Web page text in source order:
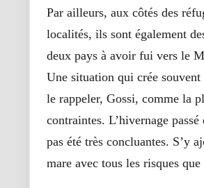
Par ailleurs, aux côtés des
localités, ils sont également
deux pays à avoir fui vers le
Une situation qui crée
le rappeler, Gossi, comme la
contraintes. L’hivernage
pas été très concluantes. S’y
mare avec tous les risques